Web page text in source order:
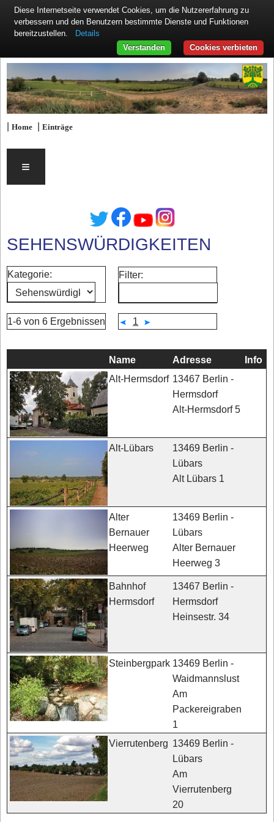
|Home |Einträge
≡
SEHENSWÜRDIGKEITEN
Kategorie: Filter:
1-6 von 6 Ergebnissen 1
Name Adresse Info
Alt-Hermsdorf 13467 Berlin -
Hermsdorf
Alt-Hermsdorf 5
Alt-Lübars
13469 Berlin -
Lübars
Alt Lübars 1
Alter
Bernauer
Heerweg
13469 Berlin -
Lübars
Alter Bernauer
Heerweg 3
Bahnhof
Hermsdorf
13467 Berlin -
Hermsdorf
Heinsestr. 34
Steinbergpark 13469 Berlin -
Waidmannslust
Am
Packereigraben
1
Vierrutenberg 13469 Berlin -
Lübars
Am
Vierrutenberg
20
Diese Internetseite verwendet Cookies, um die Nutzererfahrung zu
verbessern und den Benutzern bestimmte Dienste und Funktionen
bereitzustellen.
Details
Cookies verbieten
Verstanden